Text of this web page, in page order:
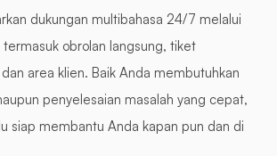
dukungan multibahasa 24/7 melalui
obrolan langsung, tiket
area klien. Baik Anda membutuhkan
penyelesaian masalah yang cepat,
siap membantu Anda kapan pun dan di